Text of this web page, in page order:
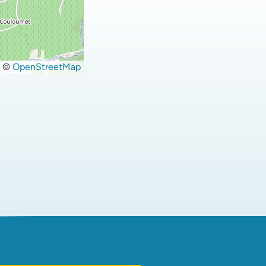
© OpenStreetMap